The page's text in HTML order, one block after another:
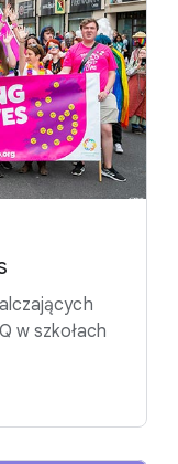
w szkołach